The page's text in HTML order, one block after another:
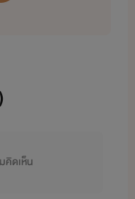
อกแต่อย่างไร
ม แนะนำ กันด้วยนะ
)
คิดเห็น